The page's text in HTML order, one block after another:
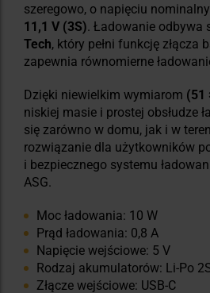
szeregowo, o napięciu
11,1 V (3S). Ładowanie odbywa
Tech, który pełni funkcję złącza
zapewnia równomierne
Dzięki niewielkim wymiarom (51
niskiej masie i prostej obsłudze
się zarówno w domu, jak i w
rozwiązanie dla użytkowników
i bezpiecznego systemu
ASG.
Moc ładowania: 10 W
Prąd ładowania: 0,8 A
Napięcie wejściowe: 5 V
Rodzaj akumulatorów: Li-Po
Złącze wejściowe: USB-C